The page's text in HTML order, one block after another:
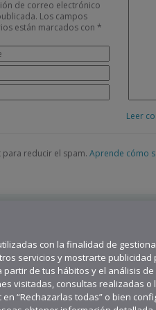
de correo electrónico
Los campos
están marcados con *
Leer
para reducir el spam. Aprende cómo
con la finalidad de
servicios y mostrarte
de tus hábitos y el análisis de
visitadas, consultas realizadas o
“Rechazarlas todas” o bien